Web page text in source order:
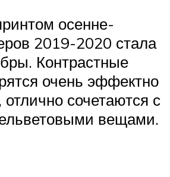
осенне-
2019-2020 стала
Контрастные
очень эффектно
сочетаются с
вещами.